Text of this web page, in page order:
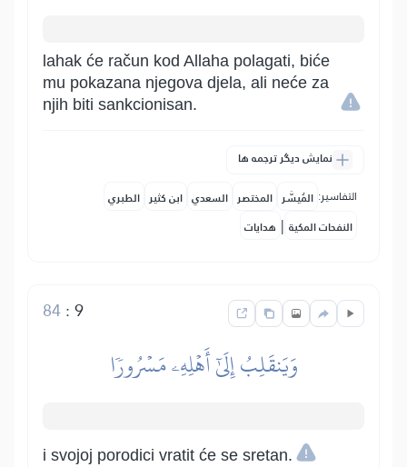
lahak će račun kod Allaha polagati, biće
mu pokazana njegova djela, ali neće za
njih biti sankcionisan.
نمایش دیگر ترجمه ها
التفاسير: المُيسَّر المختصر السعدي ابن كثير الطبري
النفحات المكية | هدايات
9
:
84
وَيَنقَلِبُ إِلَىٰٓ أَهۡلِهِۦ مَسۡرُورٗا
i svojoj porodici vratit će se sretan.